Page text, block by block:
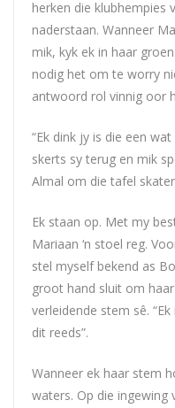
herken die klubhempies
naderstaan. Wanneer
mik, kyk ek in haar
nodig het om te worry
antwoord rol vinnig oor
“Ek dink jy is die een
skerts sy terug en mik
Almal om die tafel
Ek staan op. Met my
Mariaan ‘n stoel reg.
stel myself bekend as
groot hand sluit om
verleidende stem sê.
dit reeds”.
Wanneer ek haar stem
waters. Op die ingewing